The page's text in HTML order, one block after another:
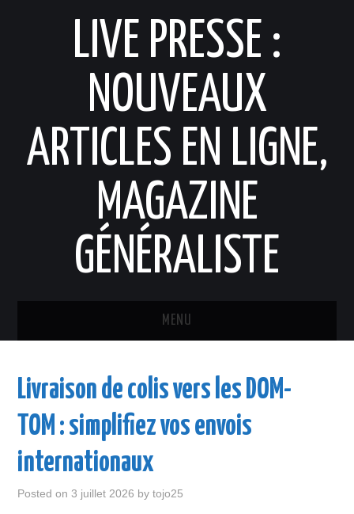
LIVE PRESSE :
NOUVEAUX
ARTICLES EN LIGNE,
MAGAZINE
GÉNÉRALISTE
MENU
LOISIR
Livraison de colis vers les DOM-
TOM : simplifiez vos envois
internationaux
Posted on3 juillet 2026 bytojo25